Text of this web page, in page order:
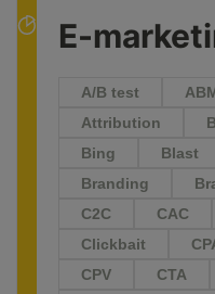
E-
A/B test
Attribution
Bing
Blast
Branding
C2C
CAC
Clickbait
CPV
CTA